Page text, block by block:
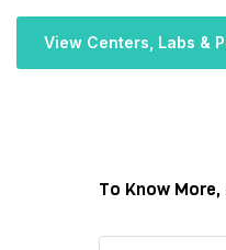
View Centers, Labs &
To Know